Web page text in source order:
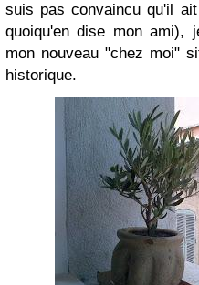
suis pas convaincu qu'il
quoiqu'en dise mon ami),
mon nouveau "chez moi"
historique.